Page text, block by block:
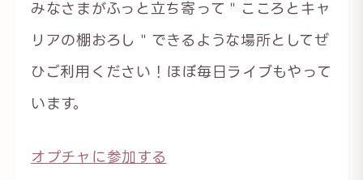
みなさまがふっと立ち寄って＂こころとキャ
リアの棚おろし＂できるような場所としてぜ
ひご利用ください！ほぼ毎日ライブもやって
います。
オプチャに参加する